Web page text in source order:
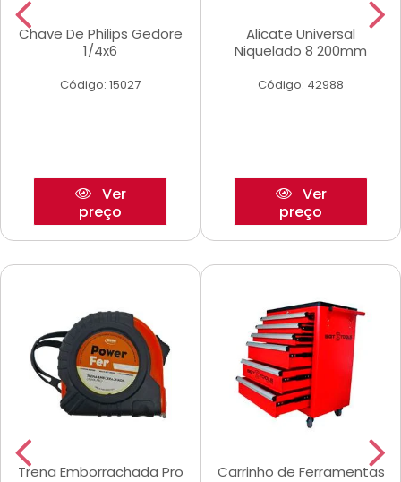
Chave De Philips Gedore
1/4x6
Código: 15027
Ver
preço
Alicate Universal
Niquelado 8 200mm
Código: 42988
Ver
preço
Trena Emborrachada Pro
Carrinho de Ferramentas